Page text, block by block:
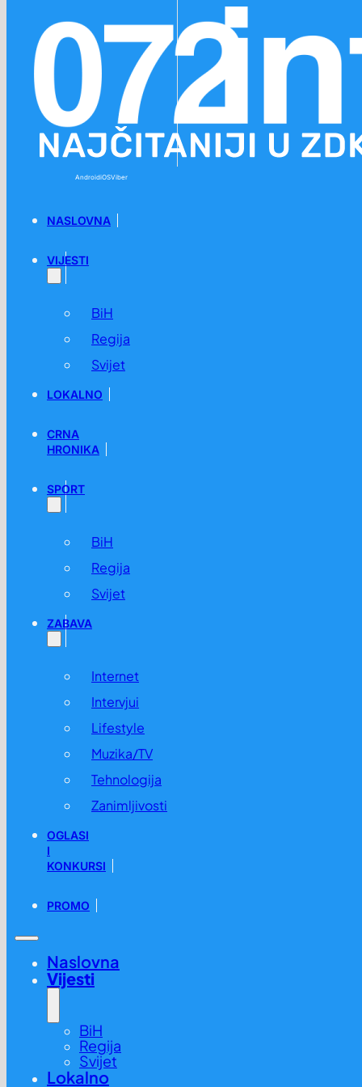
AndroidiOSViber
NASLOVNA
VIJESTI
BiH
Regija
Svijet
LOKALNO
CRNA
HRONIKA
SPORT
BiH
Regija
Svijet
ZABAVA
Internet
Intervjui
Lifestyle
Muzika/TV
Tehnologija
Zanimljivosti
OGLASI
I
KONKURSI
PROMO
Naslovna
Vijesti
BiH
Regija
Svijet
Lokalno